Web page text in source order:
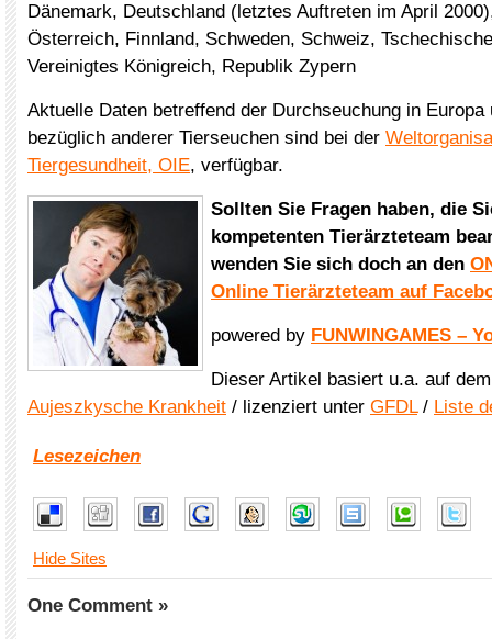
Dänemark, Deutschland (letztes Auftreten im April
Österreich, Finnland, Schweden, Schweiz,
Vereinigtes Königreich, Republik Zypern
Aktuelle Daten betreffend der Durchseuchung in Europa
bezüglich anderer Tierseuchen sind bei der
Tiergesundheit, OIE, verfügbar.
Sollten Sie Fragen haben, die
kompetenten Tierärzteteam
wenden Sie sich doch an den
Online Tierärzteteam auf
powered by FUNWINGAMES –
Dieser Artikel basiert u.a. auf
Aujeszkysche Krankheit / lizenziert unter GFDL/ Liste
Lesezeichen
Hide Sites
One Comment »